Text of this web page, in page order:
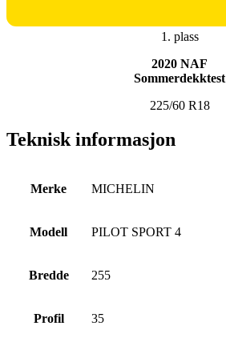
1. plass
2020 NAF
Sommerdekktest
225/60 R18
Teknisk informasjon
Merke MICHELIN
Modell PILOT SPORT 4
Bredde 255
Profil 35